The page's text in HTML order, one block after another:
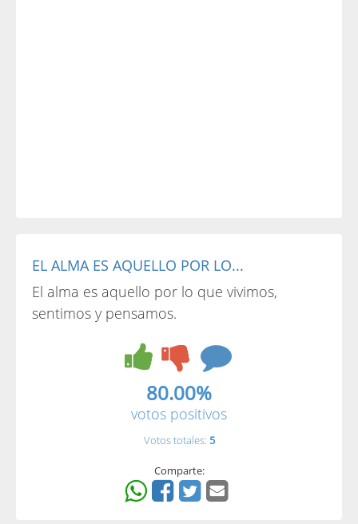
EL ALMA ES AQUELLO POR LO...
El alma es aquello por lo que vivimos,
sentimos y pensamos.
80.00%
votos positivos
Votos totales: 5
Comparte: